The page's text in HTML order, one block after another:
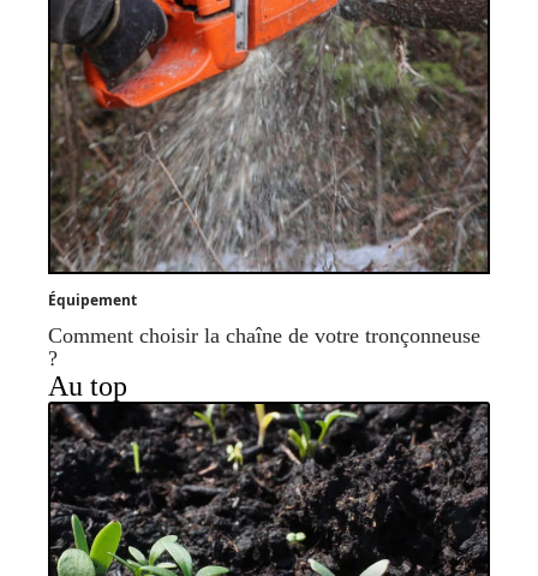
Équipement
Comment choisir la chaîne de votre tronçonneuse
?
Au top